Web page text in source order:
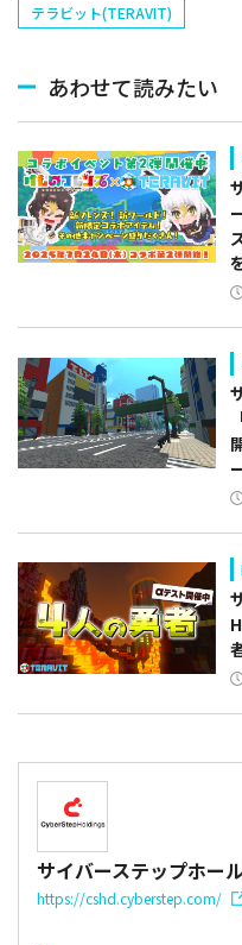
テラビット(TERAVIT)
あわせて読みたい
サイバーステップホー
https://cshd.cyberstep.com/